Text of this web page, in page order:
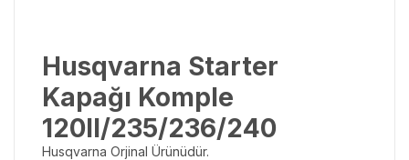
Husqvarna Starter
Kapağı Komple
120II/235/236/240
Husqvarna Orjinal Ürünüdür.